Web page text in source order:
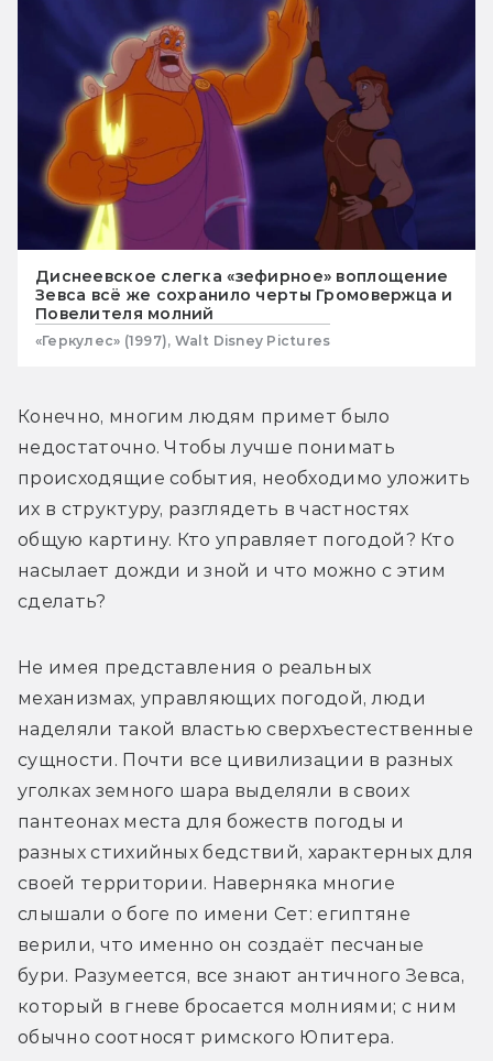
Диснеевское слегка «зефирное» воплощение
Зевса всё же сохранило черты Громовержца и
Повелителя молний
«Геркулес» (1997), Walt Disney Pictures
Конечно, многим людям примет было
недостаточно. Чтобы лучше понимать
происходящие события, необходимо уложить
их в структуру, разглядеть в частностях
общую картину. Кто управляет погодой? Кто
насылает дожди и зной и что можно с этим
сделать?
Не имея представления о реальных
механизмах, управляющих погодой, люди
наделяли такой властью сверхъестественные
сущности. Почти все цивилизации в разных
уголках земного шара выделяли в своих
пантеонах места для божеств погоды и
разных стихийных бедствий, характерных для
своей территории. Наверняка многие
слышали о боге по имени Сет: египтяне
верили, что именно он создаёт песчаные
бури. Разумеется, все знают античного Зевса,
который в гневе бросается молниями; с ним
обычно соотносят римского Юпитера.